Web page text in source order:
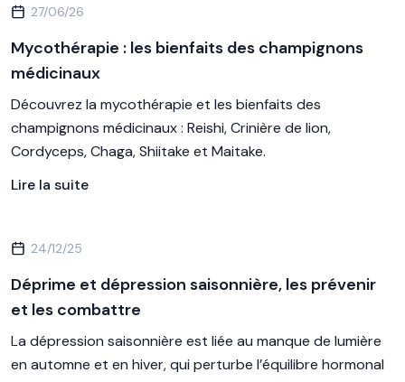
27/06/26
Mycothérapie : les bienfaits des champignons
médicinaux
Découvrez la mycothérapie et les bienfaits des
champignons médicinaux : Reishi, Crinière de lion,
Cordyceps, Chaga, Shiitake et Maitake.
Lire la suite
24/12/25
Déprime et dépression saisonnière, les prévenir
et les combattre
La dépression saisonnière est liée au manque de lumière
en automne et en hiver, qui perturbe l’équilibre hormonal